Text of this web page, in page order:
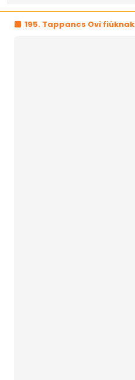
195. Tappancs Ovi fiúknak